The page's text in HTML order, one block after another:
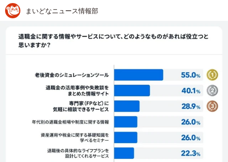
まいどなニュース情報部